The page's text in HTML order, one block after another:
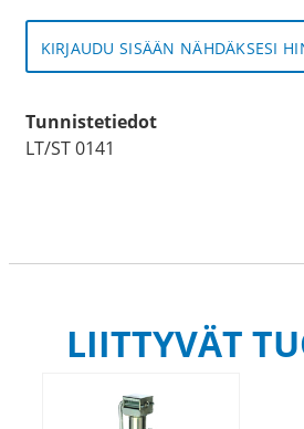
KIRJAUDU SISÄÄN NÄHDÄKSESI
Tunnistetiedot
LT/ST 0141
LIITTYVÄT